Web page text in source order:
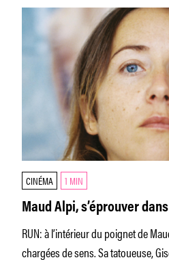
CINÉMA 1 MIN
Maud Alpi, s’éprouver
RUN: à l’intérieur du poignet de
chargées de sens. Sa tatoueuse,